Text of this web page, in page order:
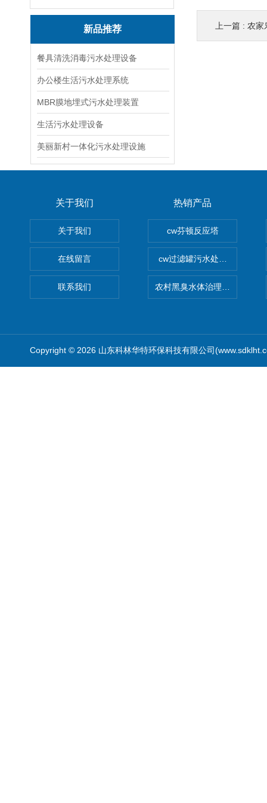
新品推荐
餐具清洗消毒污水处理设备
办公楼生活污水处理系统
MBR膜地埋式污水处理装置
生活污水处理设备
美丽新村一体化污水处理设施
上一篇 : 农家
关于我们
关于我们
在线留言
联系我们
热销产品
cw芬顿反应塔
cw过滤罐污水处理设备 多介
农村黑臭水体治理设备
Copyright © 2026 山东科林华特环保科技有限公司